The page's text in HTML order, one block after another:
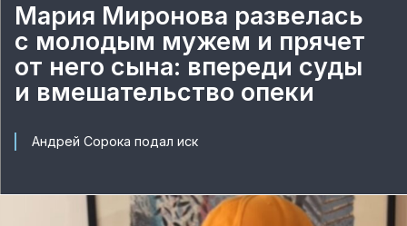
Мария Миронова развелась
с молодым мужем и прячет
от него сына: впереди суды
и вмешательство опеки
Андрей Сорока подал иск